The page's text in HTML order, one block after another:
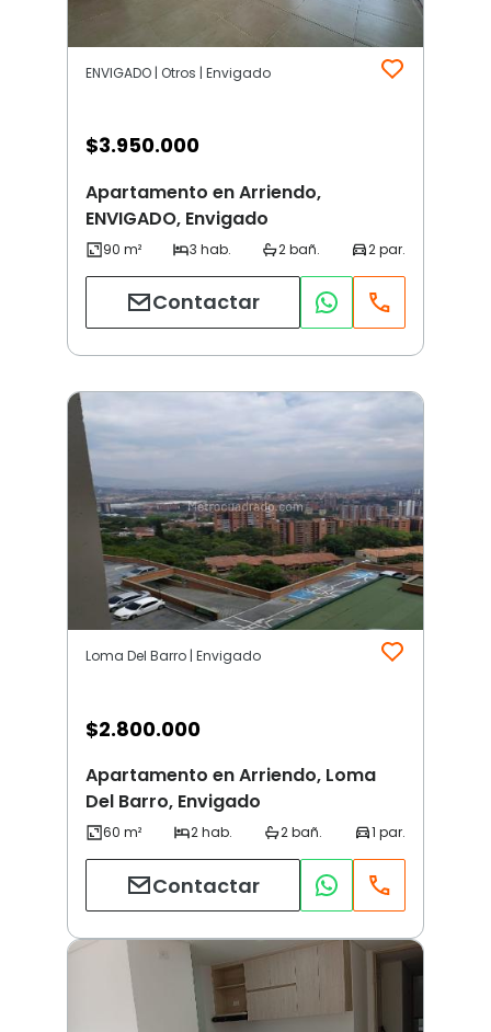
ENVIGADO | Otros | Envigado
$3.950.000
Apartamento en Arriendo,
ENVIGADO, Envigado
Contactar
Loma Del Barro | Envigado
$2.800.000
Apartamento en Arriendo, Loma
Del Barro, Envigado
Contactar